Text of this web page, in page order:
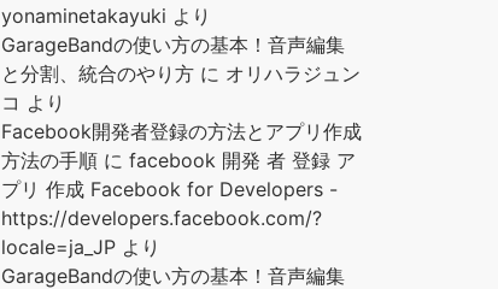
yonaminetakayuki より
GarageBandの使い方の基本！音声編集
と分割、統合のやり方 に オリハラジュン
コ より
Facebook開発者登録の方法とアプリ作成
方法の手順 に facebook 開発 者 登録 ア
プリ 作成 Facebook for Developers -
https://developers.facebook.com/?
locale=ja_JP より
GarageBandの使い方の基本！音声編集